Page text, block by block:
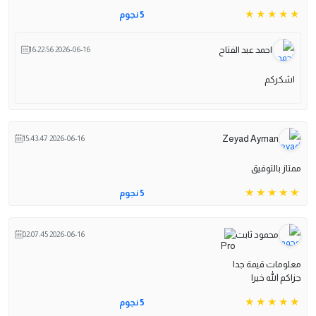
5 نجوم
احمد عبد الفتاح 2026-06-16 16:22:56
اشكركم
Zeyad Ayman
2026-06-16 15:43:47
ممتاز بالتوفيق
5 نجوم
محمود ثابت 2026-06-16 02:07:45
معلومات قيمة جدا
جزاكم الله خيرا
5 نجوم